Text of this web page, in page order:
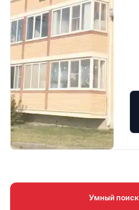
Умный поиск